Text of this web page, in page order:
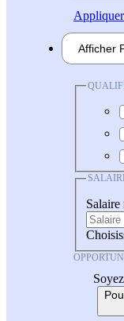
Appliquer
Afficher